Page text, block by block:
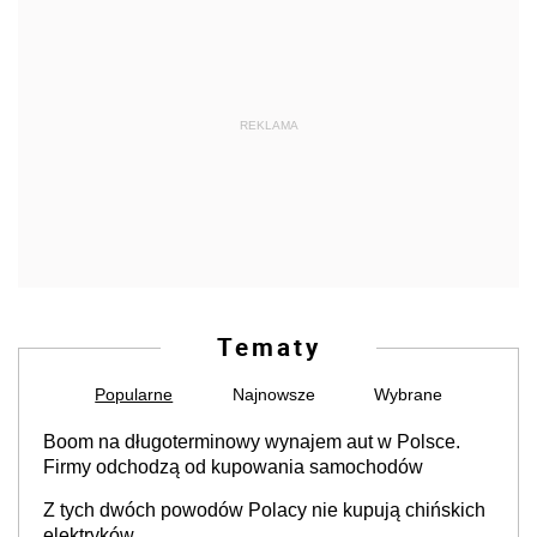
REKLAMA
Tematy
Popularne Najnowsze Wybrane
Boom na długoterminowy wynajem aut w Polsce.
Firmy odchodzą od kupowania samochodów
Z tych dwóch powodów Polacy nie kupują chińskich